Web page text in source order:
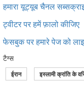
हमारा यूट्यूब चैनल
ट्वीटरपर हमें फ़ालो कीजिए
फेसबुक पर हमारे पेज को
टैग्स
ईरान इस्लामी क्रांति के